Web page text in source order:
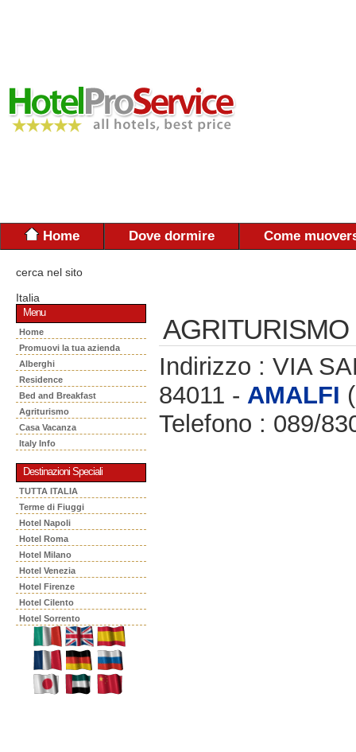
Home Dove dormire Come
cerca nel sito
Italia
Menu
Home
Promuovi la tua azienda
Alberghi
Residence
Bed and Breakfast
Agriturismo
Casa Vacanza
Italy Info
Destinazioni Speciali
TUTTA ITALIA
Terme di Fiuggi
Hotel Napoli
Hotel Roma
Hotel Milano
Hotel Venezia
Hotel Firenze
Hotel Cilento
Hotel Sorrento
Indirizzo : VIA
84011 - AMALFI
Telefono : 089/